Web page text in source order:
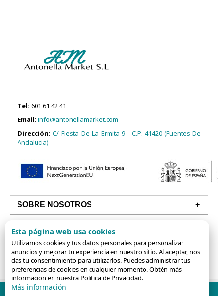
Tel: 601 61 42 41
Email: info@antonellamarket.com
Dirección:C/ Fiesta De La Ermita 9 - C.P. 41420 (Fuentes De
Andalucia)
SOBRE NOSOTROS
ALGUNAS CATEGORÍAS
Esta página web usa cookies
Utilizamos cookies y tus datos personales para personalizar
anuncios y mejorar tu experiencia en nuestro sitio. Al aceptar, nos
das tu consentimiento para utilizarlos. Puedes administrar tus
preferencias de cookies en cualquier momento. Obtén más
información en nuestra Política de Privacidad.
Más información